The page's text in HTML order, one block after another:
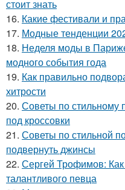
стоит знать
16. Какие фестивали и
17. Модные тенденции
18. Неделя моды в
модного события года
19. Как правильно
хитрости
20. Советы по стильному
под кроссовки
21. Советы по стильной
подвернуть джинсы
22. Сергей Трофимов:
талантливого певца